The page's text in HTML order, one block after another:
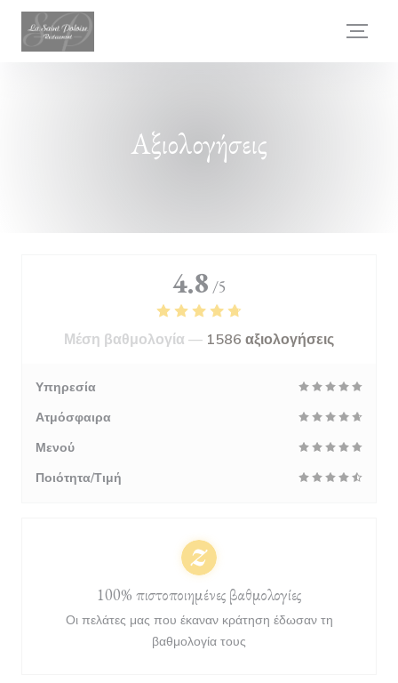
Πίνακας διαχείρισης "Μπισκότων" (Cookies)
Αξιολογήσεις
4.8 /5
Μέση βαθμολογία — 1586 αξιολογήσεις
Υπηρεσία
Ατμόσφαιρα
Μενού
Ποιότητα/Τιμή
100% πιστοποιημένες βαθμολογίες
Οι πελάτες μας που έκαναν κράτηση έδωσαν τη
βαθμολογία τους